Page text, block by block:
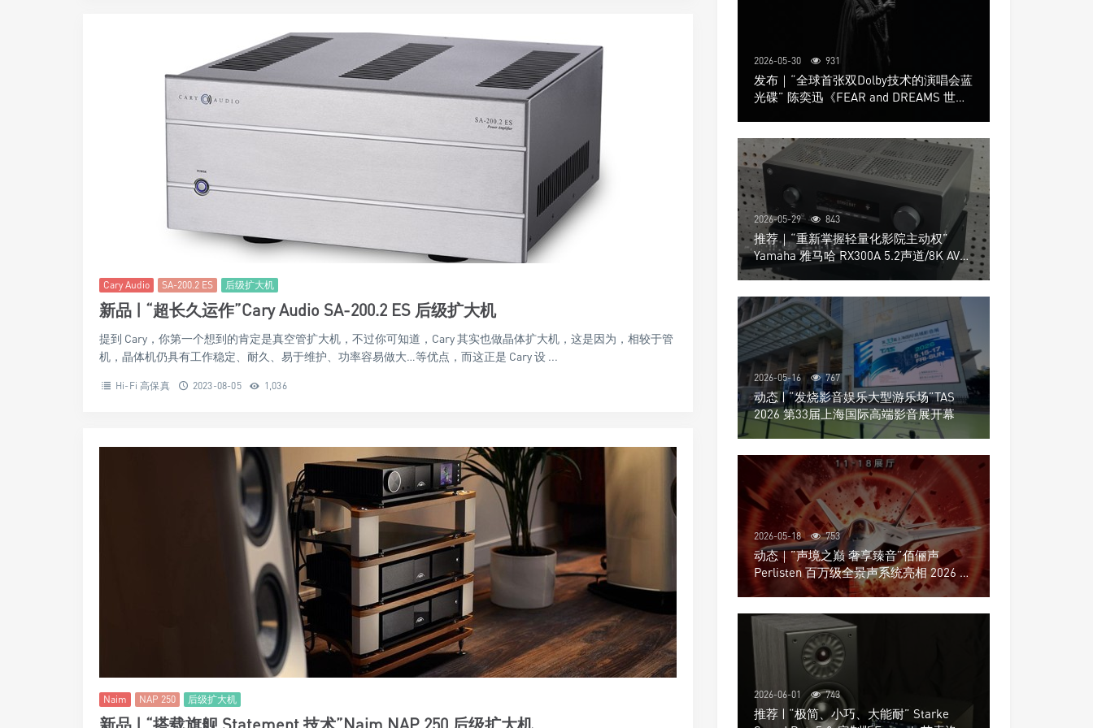
Cary Audio SA-200.2 ES 后级扩大机
新品 | “超长久运作”Cary Audio SA-200.2 ES 后级扩大机
提到 Cary，你第一个想到的肯定是真空管扩大机，不过你可知道，Cary 其实也做晶体扩大机，这是因为，相较于管
机，晶体机仍具有工作稳定、耐久、易于维护、功率容易做大…等优点，而这正是 Cary 设 ...
Hi-Fi 高保真 2023-08-05 1,036
Naim NAP 250 后级扩大机
2026-05-30 931
发布｜“全球首张双Dolby技术的演唱会蓝
光碟” 陈奕迅《FEAR and DREAMS 世界
2026-05-29 843
推荐｜“重新掌握轻量化影院主动权”
Yamaha 雅马哈 RX300A 5.2声道/8K AV放
大器
2026-05-16 767
动态 | “发烧影音娱乐大型游乐场”TAS
2026 第33届上海国际高端影音展开幕
2026-05-18 753
动态｜”声境之巅 奢享臻音”佰俪声
Perlisten 百万级全景声系统亮相 2026 北
京国际音响展
2026-06-01 743
推荐 | “极简、小巧、大能耐” Starke